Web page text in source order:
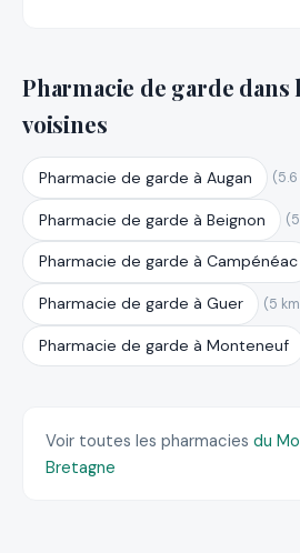
Pharmacie de garde dans
voisines
Pharmacie de garde à Augan
Pharmacie de garde à Beignon
Pharmacie de garde à Campénéac
Pharmacie de garde à Guer (5
Pharmacie de garde à Monteneuf
Voir toutes les pharmacies du
Bretagne